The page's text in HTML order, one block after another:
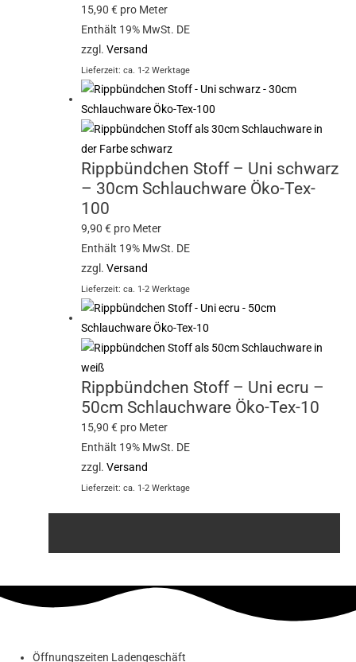
15,90€ pro Meter
Enthält 19% MwSt. DE
zzgl.Versand
Lieferzeit: ca. 1-2 Werktage
Rippbündchen Stoff – Uni schwarz
– 30cm Schlauchware Öko-Tex-
100
9,90€ pro Meter
Enthält 19% MwSt. DE
zzgl.Versand
Lieferzeit: ca. 1-2 Werktage
Rippbündchen Stoff – Uni ecru –
50cm Schlauchware Öko-Tex-10
15,90€ pro Meter
Enthält 19% MwSt. DE
zzgl.Versand
Lieferzeit: ca. 1-2 Werktage
Öffnungszeiten Ladengeschäft